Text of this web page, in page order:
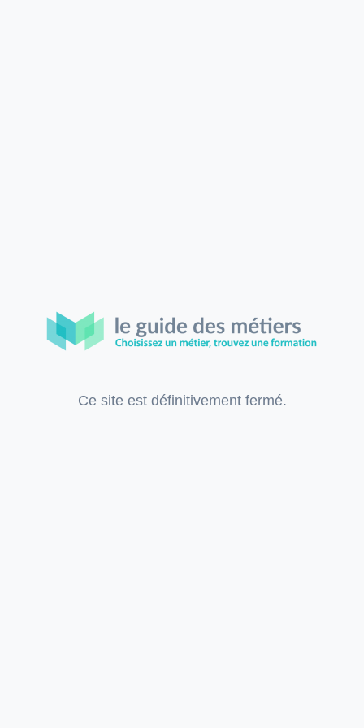
Ce site est définitivement fermé.